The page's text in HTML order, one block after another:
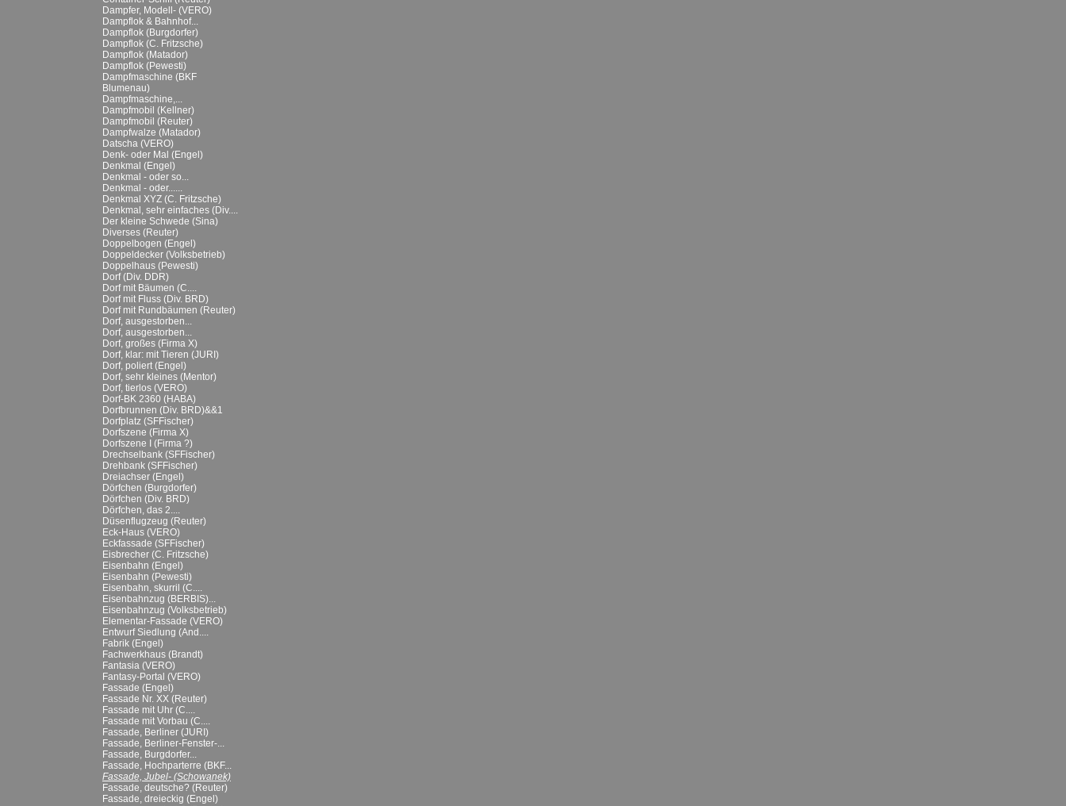
Dampfer, Modell- (VERO)
Dampflok & Bahnhof...
Dampflok (Burgdorfer)
Dampflok (C. Fritzsche)
Dampflok (Matador)
Dampflok (Pewesti)
Dampfmaschine (BKF
Blumenau)
Dampfmaschine,...
Dampfmobil (Kellner)
Dampfmobil (Reuter)
Dampfwalze (Matador)
Datscha (VERO)
Denk- oder Mal (Engel)
Denkmal (Engel)
Denkmal - oder so...
Denkmal - oder......
Denkmal XYZ (C. Fritzsche)
Denkmal, sehr einfaches (Div....
Der kleine Schwede (Sina)
Diverses (Reuter)
Doppelbogen (Engel)
Doppeldecker (Volksbetrieb)
Doppelhaus (Pewesti)
Dorf (Div. DDR)
Dorf mit Bäumen (C....
Dorf mit Fluss (Div. BRD)
Dorf mit Rundbäumen (Reuter)
Dorf, ausgestorben...
Dorf, ausgestorben...
Dorf, großes (Firma X)
Dorf, klar: mit Tieren (JURI)
Dorf, poliert (Engel)
Dorf, sehr kleines (Mentor)
Dorf, tierlos (VERO)
Dorf-BK 2360 (HABA)
Dorfbrunnen (Div. BRD)&&1
Dorfplatz (SFFischer)
Dorfszene (Firma X)
Dorfszene I (Firma ?)
Drechselbank (SFFischer)
Drehbank (SFFischer)
Dreiachser (Engel)
Dörfchen (Burgdorfer)
Dörfchen (Div. BRD)
Dörfchen, das 2....
Düsenflugzeug (Reuter)
Eck-Haus (VERO)
Eckfassade (SFFischer)
Eisbrecher (C. Fritzsche)
Eisenbahn (Engel)
Eisenbahn (Pewesti)
Eisenbahn, skurril (C....
Eisenbahnzug (BERBIS)...
Eisenbahnzug (Volksbetrieb)
Elementar-Fassade (VERO)
Entwurf Siedlung (And....
Fabrik (Engel)
Fachwerkhaus (Brandt)
Fantasia (VERO)
Fantasy-Portal (VERO)
Fassade (Engel)
Fassade Nr. XX (Reuter)
Fassade mit Uhr (C....
Fassade mit Vorbau (C....
Fassade, Berliner (JURI)
Fassade, Berliner-Fenster-...
Fassade, Burgdorfer...
Fassade, Hochparterre (BKF...
Fassade, Jubel- (Schowanek)
Fassade, deutsche? (Reuter)
Fassade, dreieckig (Engel)